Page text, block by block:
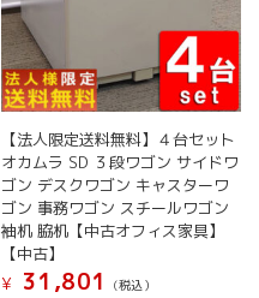
【法人限定送料無料】４台セット
オカムラ SD ３段ワゴン サイドワ
ゴン デスクワゴン キャスターワ
ゴン 事務ワゴン スチールワゴン
袖机 脇机【中古オフィス家具】
【中古】
¥
31,801 (税込）